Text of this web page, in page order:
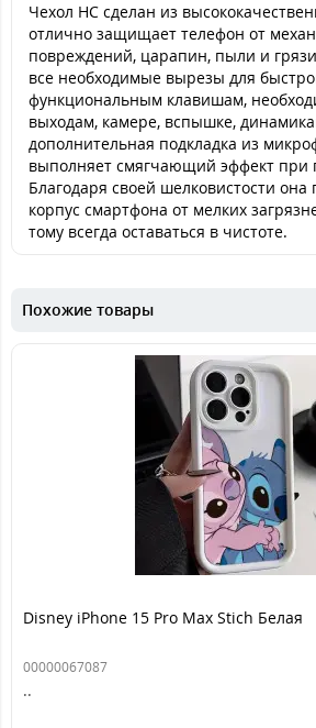
Чехол HC сделан из
отлично защищает телефон от
повреждений, царапин, пыли и
все необходимые вырезы для
функциональным клавишам,
выходам, камере, вспышке,
дополнительная подкладка из
выполняет смягчающий эффект при
Благодаря своей шелковистости
корпус смартфона от мелких
тому всегда оставаться в чистоте.
Похожие товары
Disney iPhone 15 Pro Max Stich Белая
00000067087
..